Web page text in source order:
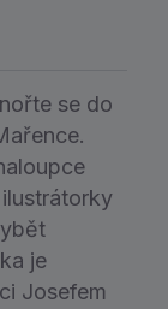
se do
je
Josefem